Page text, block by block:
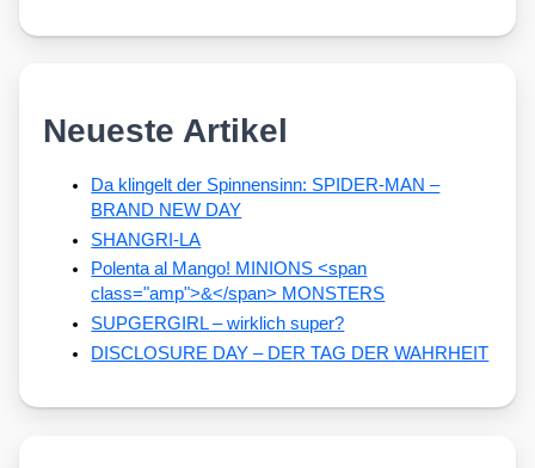
Neueste Artikel
Da klingelt der Spinnensinn: SPIDER-MAN –
BRAND NEW DAY
SHANGRI-LA
Polenta al Mango! MINIONS <span
class="amp">&</span> MONSTERS
SUPGERGIRL – wirklich super?
DISCLOSURE DAY – DER TAG DER WAHRHEIT